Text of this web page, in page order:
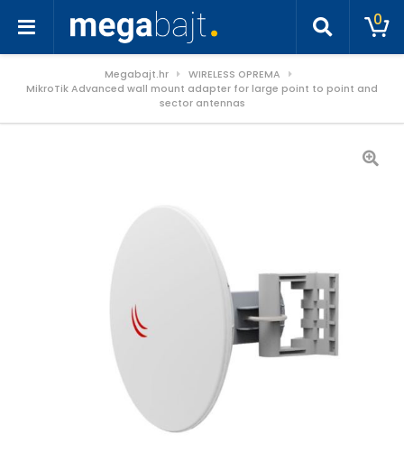
0
Megabajt.hr
WIRELESS OPREMA
MikroTik Advanced wall mount adapter for large point to point and
sector antennas